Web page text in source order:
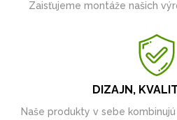
Zaisťujeme montáže našich
DIZAJN,
Naše produkty v sebe